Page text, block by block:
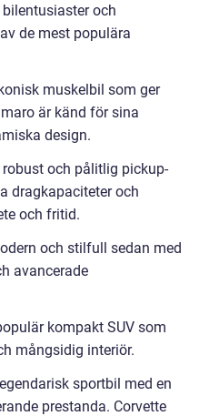
och
de mest populära
muskelbil som ger
är känd för sina
design.
och pålitlig pickup-
dragkapaciteter och
och fritid.
och stilfull sedan med
avancerade
kompakt SUV som
mångsidig interiör.
sportbil med en
prestanda. Corvette